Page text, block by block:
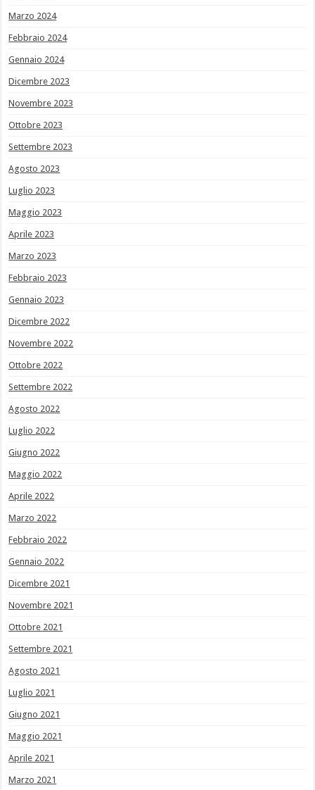
Marzo 2024
Febbraio 2024
Gennaio 2024
Dicembre 2023
Novembre 2023
Ottobre 2023
Settembre 2023
Agosto 2023
Luglio 2023
Maggio 2023
Aprile 2023
Marzo 2023
Febbraio 2023
Gennaio 2023
Dicembre 2022
Novembre 2022
Ottobre 2022
Settembre 2022
Agosto 2022
Luglio 2022
Giugno 2022
Maggio 2022
Aprile 2022
Marzo 2022
Febbraio 2022
Gennaio 2022
Dicembre 2021
Novembre 2021
Ottobre 2021
Settembre 2021
Agosto 2021
Luglio 2021
Giugno 2021
Maggio 2021
Aprile 2021
Marzo 2021